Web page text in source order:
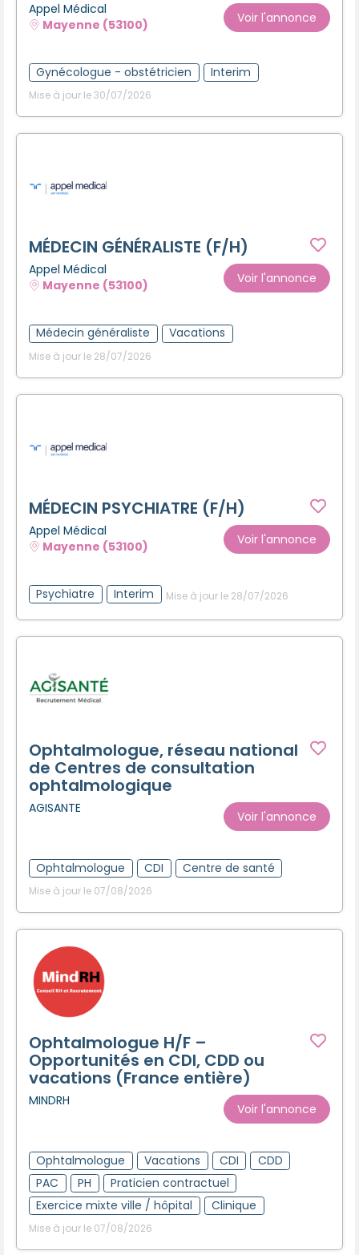
Appel Médical
Mayenne (53100)
Voir l'annonce
Gynécologue - obstétricien Interim
Mise à jour le 30/07/2026
MÉDECIN GÉNÉRALISTE (F/H)
Appel Médical
Mayenne (53100)
Voir l'annonce
Médecin généraliste Vacations
Mise à jour le 28/07/2026
MÉDECIN PSYCHIATRE (F/H)
Appel Médical
Mayenne (53100)
Voir l'annonce
Psychiatre Interim Mise à jour le 28/07/2026
Ophtalmologue, réseau national
de Centres de consultation
ophtalmologique
AGISANTE
Voir l'annonce
Ophtalmologue CDI Centre de santé
Mise à jour le 07/08/2026
Ophtalmologue H/F –
Opportunités en CDI, CDD ou
vacations (France entière)
MINDRH
Voir l'annonce
Ophtalmologue Vacations CDI
CDD
PAC
PH
Praticien contractuel
Exercice mixte ville / hôpital
Clinique
Mise à jour le 07/08/2026